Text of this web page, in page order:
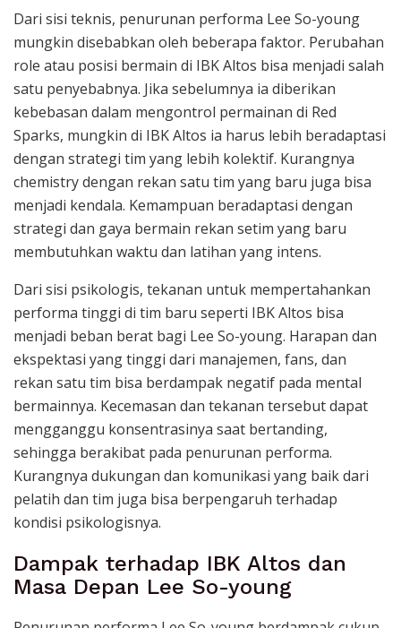
Dari sisi teknis, penurunan performa Lee So-young
mungkin disebabkan oleh beberapa faktor. Perubahan
role atau posisi bermain di IBK Altos bisa menjadi salah
satu penyebabnya. Jika sebelumnya ia diberikan
kebebasan dalam mengontrol permainan di Red
Sparks, mungkin di IBK Altos ia harus lebih beradaptasi
dengan strategi tim yang lebih kolektif. Kurangnya
chemistry dengan rekan satu tim yang baru juga bisa
menjadi kendala. Kemampuan beradaptasi dengan
strategi dan gaya bermain rekan setim yang baru
membutuhkan waktu dan latihan yang intens.
Dari sisi psikologis, tekanan untuk mempertahankan
performa tinggi di tim baru seperti IBK Altos bisa
menjadi beban berat bagi Lee So-young. Harapan dan
ekspektasi yang tinggi dari manajemen, fans, dan
rekan satu tim bisa berdampak negatif pada mental
bermainnya. Kecemasan dan tekanan tersebut dapat
mengganggu konsentrasinya saat bertanding,
sehingga berakibat pada penurunan performa.
Kurangnya dukungan dan komunikasi yang baik dari
pelatih dan tim juga bisa berpengaruh terhadap
kondisi psikologisnya.
Dampak terhadap IBK Altos dan
Masa Depan Lee So-young